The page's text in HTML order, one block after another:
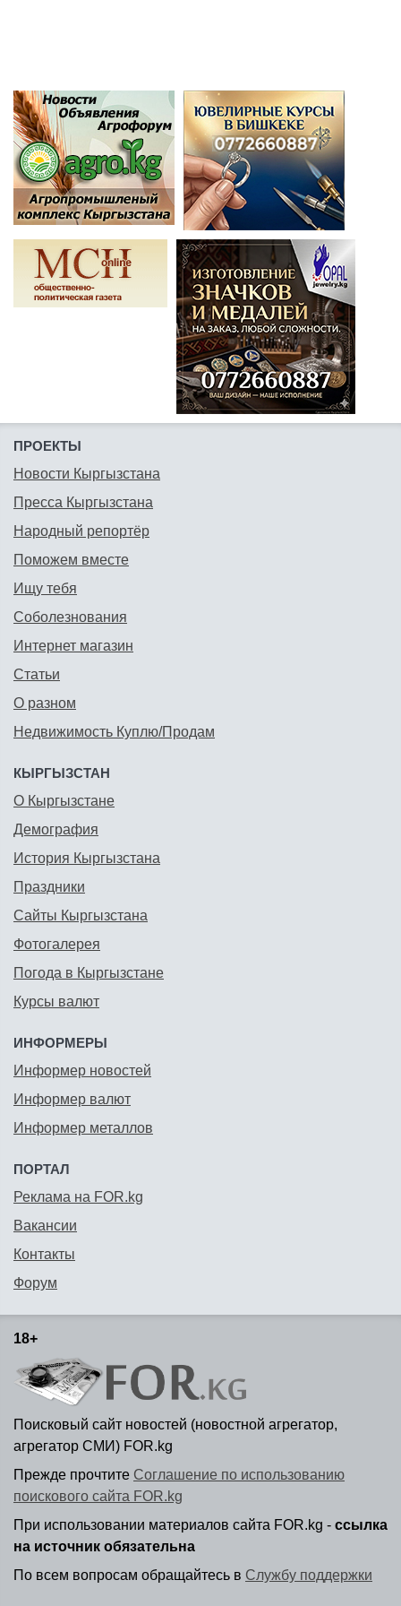
ПРОЕКТЫ
Новости Кыргызстана
Пресса Кыргызстана
Народный репортёр
Поможем вместе
Ищу тебя
Соболезнования
Интернет магазин
Статьи
О разном
Недвижимость Куплю/Продам
КЫРГЫЗСТАН
О Кыргызстане
Демография
История Кыргызстана
Праздники
Сайты Кыргызстана
Фотогалерея
Погода в Кыргызстане
Курсы валют
ИНФОРМЕРЫ
Информер новостей
Информер валют
Информер металлов
ПОРТАЛ
Реклама на FOR.kg
Вакансии
Контакты
Форум
18+
Поисковый сайт новостей (новостной агрегатор,
агрегатор СМИ) FOR.kg
Прежде прочтите Соглашение по использованию
поискового сайта FOR.kg
При использовании материалов сайта FOR.kg - ссылка
на источник обязательна
По всем вопросам обращайтесь в Службу поддержки